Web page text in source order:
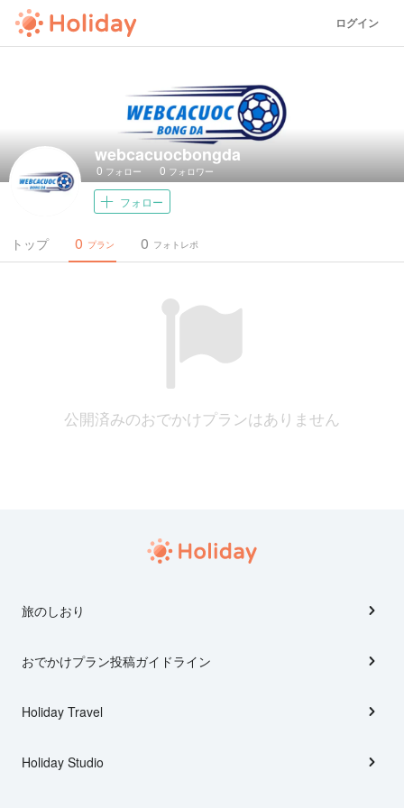
ログイン
webcacuocbongda
0 フォロー 0 フォロワー
フォロー
トップ プラン
0 フォトレポ
0
公開済みのおでかけプランはありません
旅のしおり
おでかけプラン投稿ガイドライン
Holiday Travel
Holiday Studio